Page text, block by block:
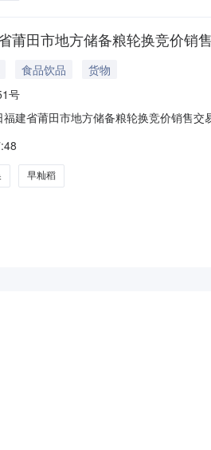
莆田市地方储备粮轮换竞价销
食品饮品
货物
号
建省莆田市地方储备粮轮换竞价销售
布为准。一、交易程序粮食交易采用
早籼稻